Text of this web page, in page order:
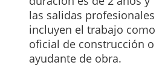
las salidas profesionales
incluyen el trabajo como
oficial de construcción o
ayudante de obra.